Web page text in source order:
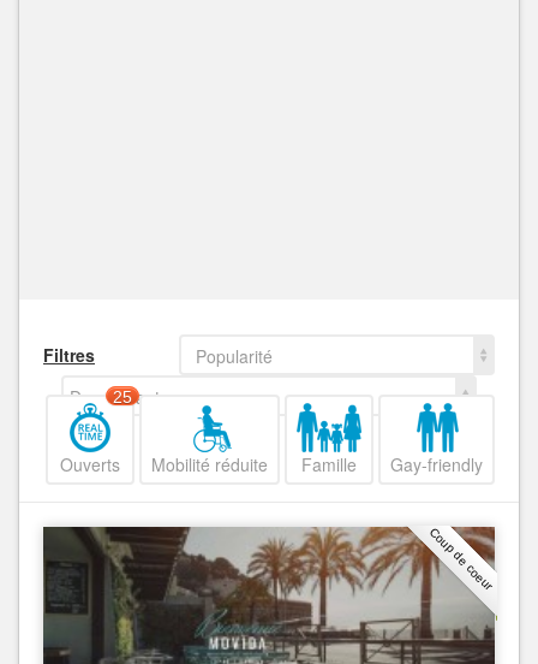
Filtres
Popularité
Decroissant
Ouverts
25
Mobilité réduite Famille Gay-friendly
Coup de coeur